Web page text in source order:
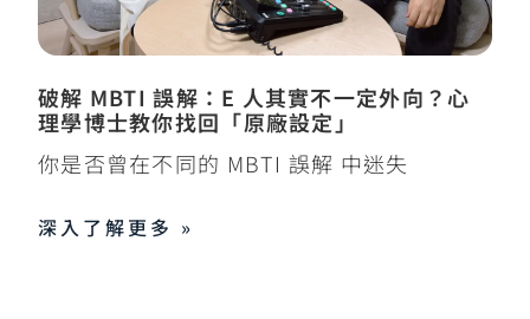
破解 MBTI 誤解：E 人其實不一定外向？心
理學博士教你找回「原廠設定」
你是否曾在不同的 MBTI 誤解 中迷失
深入了解更多 »